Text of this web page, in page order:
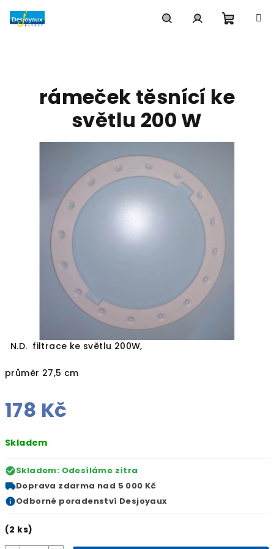
na
obsah
N.D. filtrace ke světlu 200W,
průměr 27,5 cm
178 Kč
cena:
Skladem
Skladem: Odesíláme zítra
Doprava zdarma nad 5 000 Kč
Odborné poradenství Desjoyaux
(2 ks)
rámeček těsnící ke
světlu 200 W